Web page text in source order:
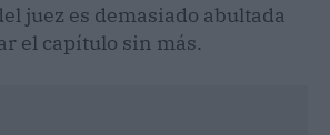
juez es demasiado abultada
el capítulo sin más.